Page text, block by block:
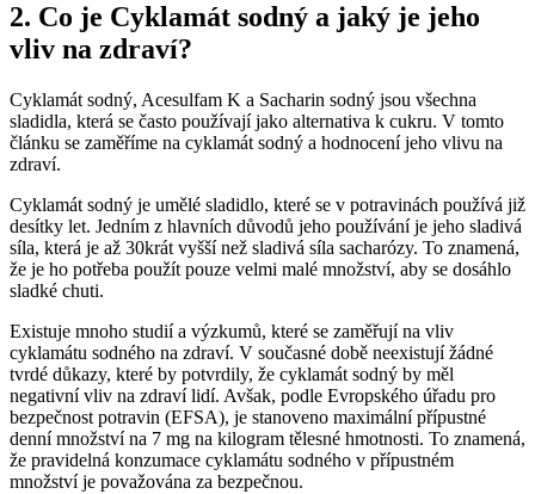
2. Co je Cyklamát sodný a jaký je jeho
vliv na zdraví?
Cyklamát sodný, Acesulfam K a Sacharin sodný jsou všechna
sladidla, která se často používají jako alternativa k cukru. V tomto
článku se zaměříme na cyklamát sodný a hodnocení jeho vlivu na
zdraví.
Cyklamát sodný je umělé sladidlo, které se v potravinách používá již
desítky let. Jedním z hlavních důvodů jeho používání je jeho sladivá
síla, která je až 30krát vyšší než sladivá síla sacharózy. To znamená,
že je ho potřeba použít pouze velmi malé množství, aby se dosáhlo
sladké chuti.
Existuje mnoho studií a výzkumů, které se zaměřují na vliv
cyklamátu sodného na zdraví. V současné době neexistují žádné
tvrdé důkazy, které by potvrdily, že cyklamát sodný by měl
negativní vliv na zdraví lidí. Avšak, podle Evropského úřadu pro
bezpečnost potravin (EFSA), je stanoveno maximální přípustné
denní množství na 7 mg na kilogram tělesné hmotnosti. To znamená,
že pravidelná konzumace cyklamátu sodného v přípustném
množství je považována za bezpečnou.